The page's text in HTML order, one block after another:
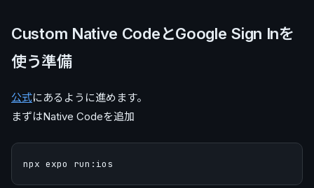
Custom Native CodeとGoogle Sign Inを
使う準備
公式にあるように進めます。
まずはNative Codeを追加